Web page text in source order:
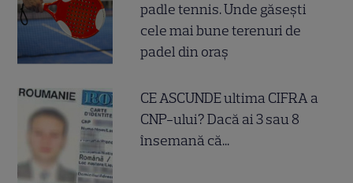
padle tennis. Unde găsești
cele mai bune terenuri de
padel din oraș
CE ASCUNDE ultima CIFRA a
CNP-ului? Dacă ai 3 sau 8
însemană că...